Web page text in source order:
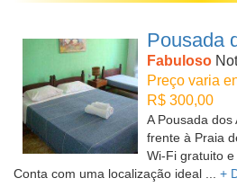
Pousada
Fabuloso
Preço varia
R$ 300,00
A Pousada dos
frente à Praia
Wi-Fi gratuito
Conta com uma localização ideal ... +